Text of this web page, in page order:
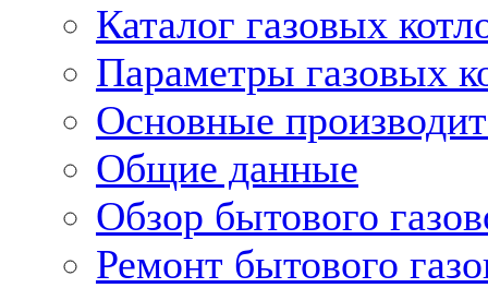
Каталог газовых
Параметры газовых
Основные
Общие данные
Обзор бытового
Ремонт бытового